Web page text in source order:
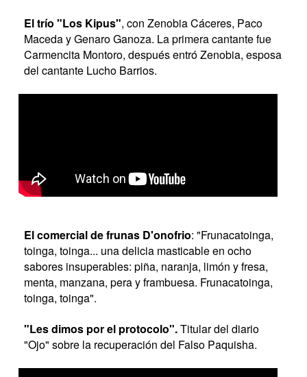
El trío "Los Kipus", con Zenobia Cáceres, Paco
Maceda y Genaro Ganoza. La primera cantante fue
Carmencita Montoro, después entró Zenobia, esposa
del cantante Lucho Barrios.
El comercial de frunas D'onofrio: "Frunacatoinga,
toinga, toinga... una delicia masticable en ocho
sabores insuperables: piña, naranja, limón y fresa,
menta, manzana, pera y frambuesa. Frunacatoinga,
toinga, toinga".
"Les dimos por el protocolo".Titular del diario
"Ojo" sobre la recuperación del Falso Paquisha.